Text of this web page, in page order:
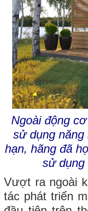
Ngoài động
sử dụng
hạn, hãng đã
sử dụng
Vượt ra ngoài
tác phát triển